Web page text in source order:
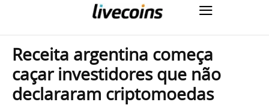
Receita argentina começa
caçar investidores que não
declararam criptomoedas